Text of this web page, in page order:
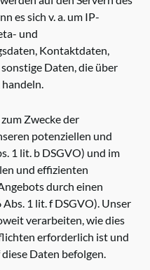
es sich v. a. um IP-
und
Kontaktdaten,
Daten, die über
Zwecke der
potenziellen und
1 lit. b DSGVO) und im
und effizienten
durch einen
1 lit. f DSGVO). Unser
verarbeiten, wie dies
erforderlich ist und
Daten befolgen.